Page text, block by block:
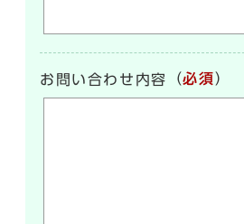
お問い合わせ内容 （必須）